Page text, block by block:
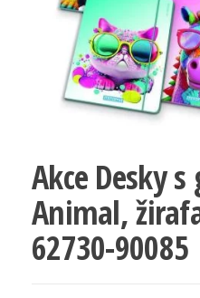
Akce Desky
Animal,
62730-90085